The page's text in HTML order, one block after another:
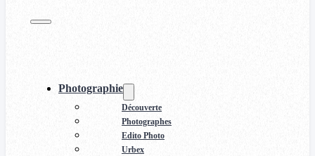
Photographie
Découverte
Photographes
Edito Photo
Urbex